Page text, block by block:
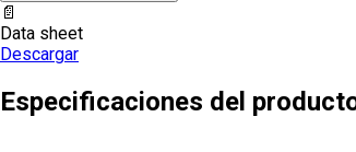
📄
Data sheet
Descargar
Especificaciones del